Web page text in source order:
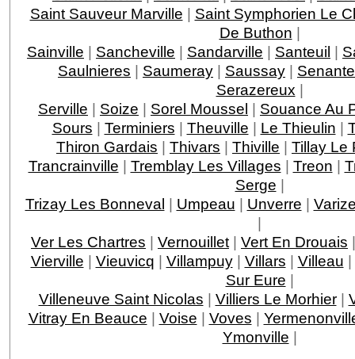
Saint Sauveur Marville | Saint Symphorien Le
De Buthon |
Sainville | Sancheville | Sandarville | Santeuil |
Saulnieres | Saumeray | Saussay |
Serazereux |
Serville | Soize | Sorel Moussel | Souance Au
Sours | Terminiers | Theuville | Le Thieulin |
Thiron Gardais | Thivars | Thiville | Tillay Le
Trancrainville | Tremblay Les Villages | Treon |
Serge |
Trizay Les Bonneval | Umpeau | Unverre |
|
Ver Les Chartres | Vernouillet | Vert En Drouais
Vierville | Vieuvicq | Villampuy| Villars | Villeau |
Sur Eure |
Villeneuve Saint Nicolas | Villiers Le Morhier|
Vitray En Beauce | Voise | Voves |
Ymonville |